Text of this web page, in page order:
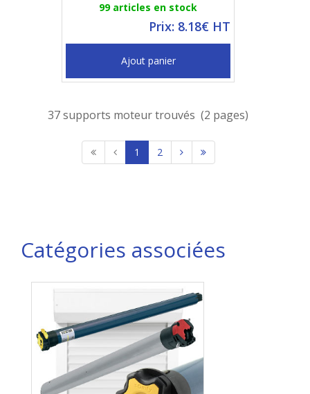
99 articles en stock
Prix: 8.18€ HT
Ajout panier
37 supports moteur trouvés (2 pages)
1 2
Catégories associées